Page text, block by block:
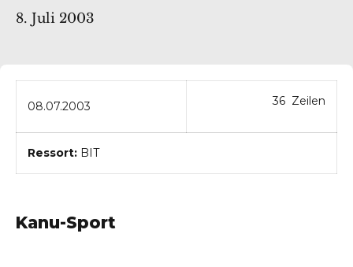
8. Juli 2003
08.07.2003 36 Zeilen
Ressort: BIT
Kanu-Sport